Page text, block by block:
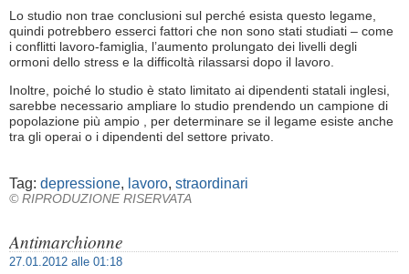
Lo studio non trae conclusioni sul perché esista questo legame,
quindi potrebbero esserci fattori che non sono stati studiati – come
i conflitti lavoro-famiglia, l’aumento prolungato dei livelli degli
ormoni dello stress e la difficoltà rilassarsi dopo il lavoro.
Inoltre, poiché lo studio è stato limitato ai dipendenti statali inglesi,
sarebbe necessario ampliare lo studio prendendo un campione di
popolazione più ampio , per determinare se il legame esiste anche
tra gli operai o i dipendenti del settore privato.
Tag: depressione, lavoro, straordinari
© RIPRODUZIONE RISERVATA
Antimarchionne
27.01.2012 alle 01:18